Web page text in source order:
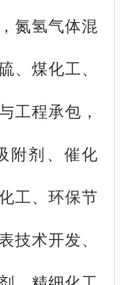
氮氢气体混
、煤化工、
工程承包，
附剂、催化
工、环保节
技术开发、